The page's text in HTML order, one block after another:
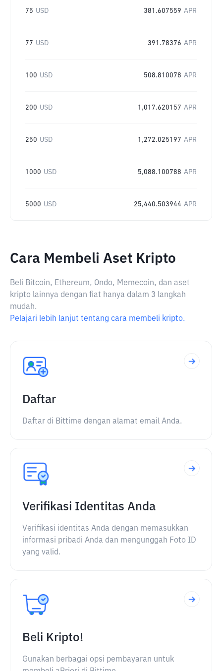
75 USD 381.607559 APR
77 USD 391.78376 APR
100 USD 508.810078 APR
200 USD 1,017.620157 APR
250 USD 1,272.025197 APR
1000 USD 5,088.100788 APR
5000 USD 25,440.503944 APR
Cara Membeli Aset Kripto
Beli Bitcoin, Ethereum, Ondo, Memecoin, dan aset
kripto lainnya dengan fiat hanya dalam 3 langkah
mudah.
Pelajari lebih lanjut tentang cara membeli kripto.
Daftar
Daftar di Bittime dengan alamat email Anda.
Verifikasi Identitas Anda
Verifikasi identitas Anda dengan memasukkan
informasi pribadi Anda dan mengunggah Foto ID
yang valid.
Beli Kripto!
Gunakan berbagai opsi pembayaran untuk